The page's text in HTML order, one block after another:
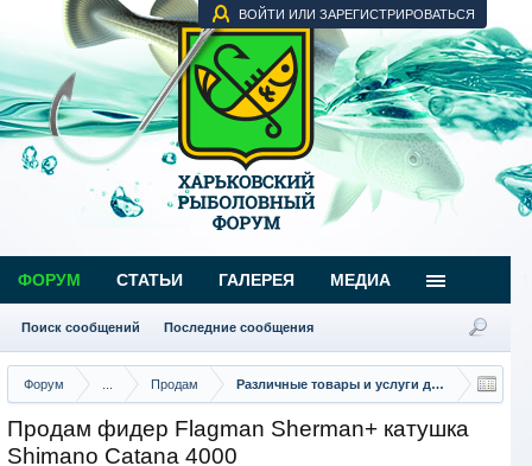
ВОЙТИ ИЛИ ЗАРЕГИСТРИРОВАТЬСЯ
Форум Продам Различные товары и услуги для рыбаков
Продам фидер Flagman Sherman+ катушка
Shimano Catana 4000
ФОРУМ
Поиск сообщений Последние сообщения
СТАТЬИ ГАЛЕРЕЯ МЕДИА